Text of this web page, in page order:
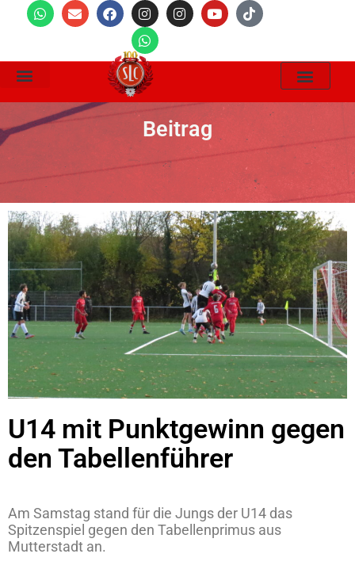
Beitrag
U14 mit Punktgewinn gegen
den Tabellenführer
Am Samstag stand für die Jungs der U14 das
Spitzenspiel gegen den Tabellenprimus aus
Mutterstadt an.